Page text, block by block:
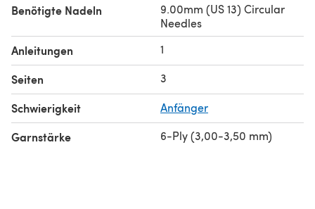
Benötigte Nadeln
9.00mm (US 13) Circular
Needles
Anleitungen 1
Seiten 3
Schwierigkeit Anfänger
Garnstärke 6-Ply (3,00-3,50 mm)